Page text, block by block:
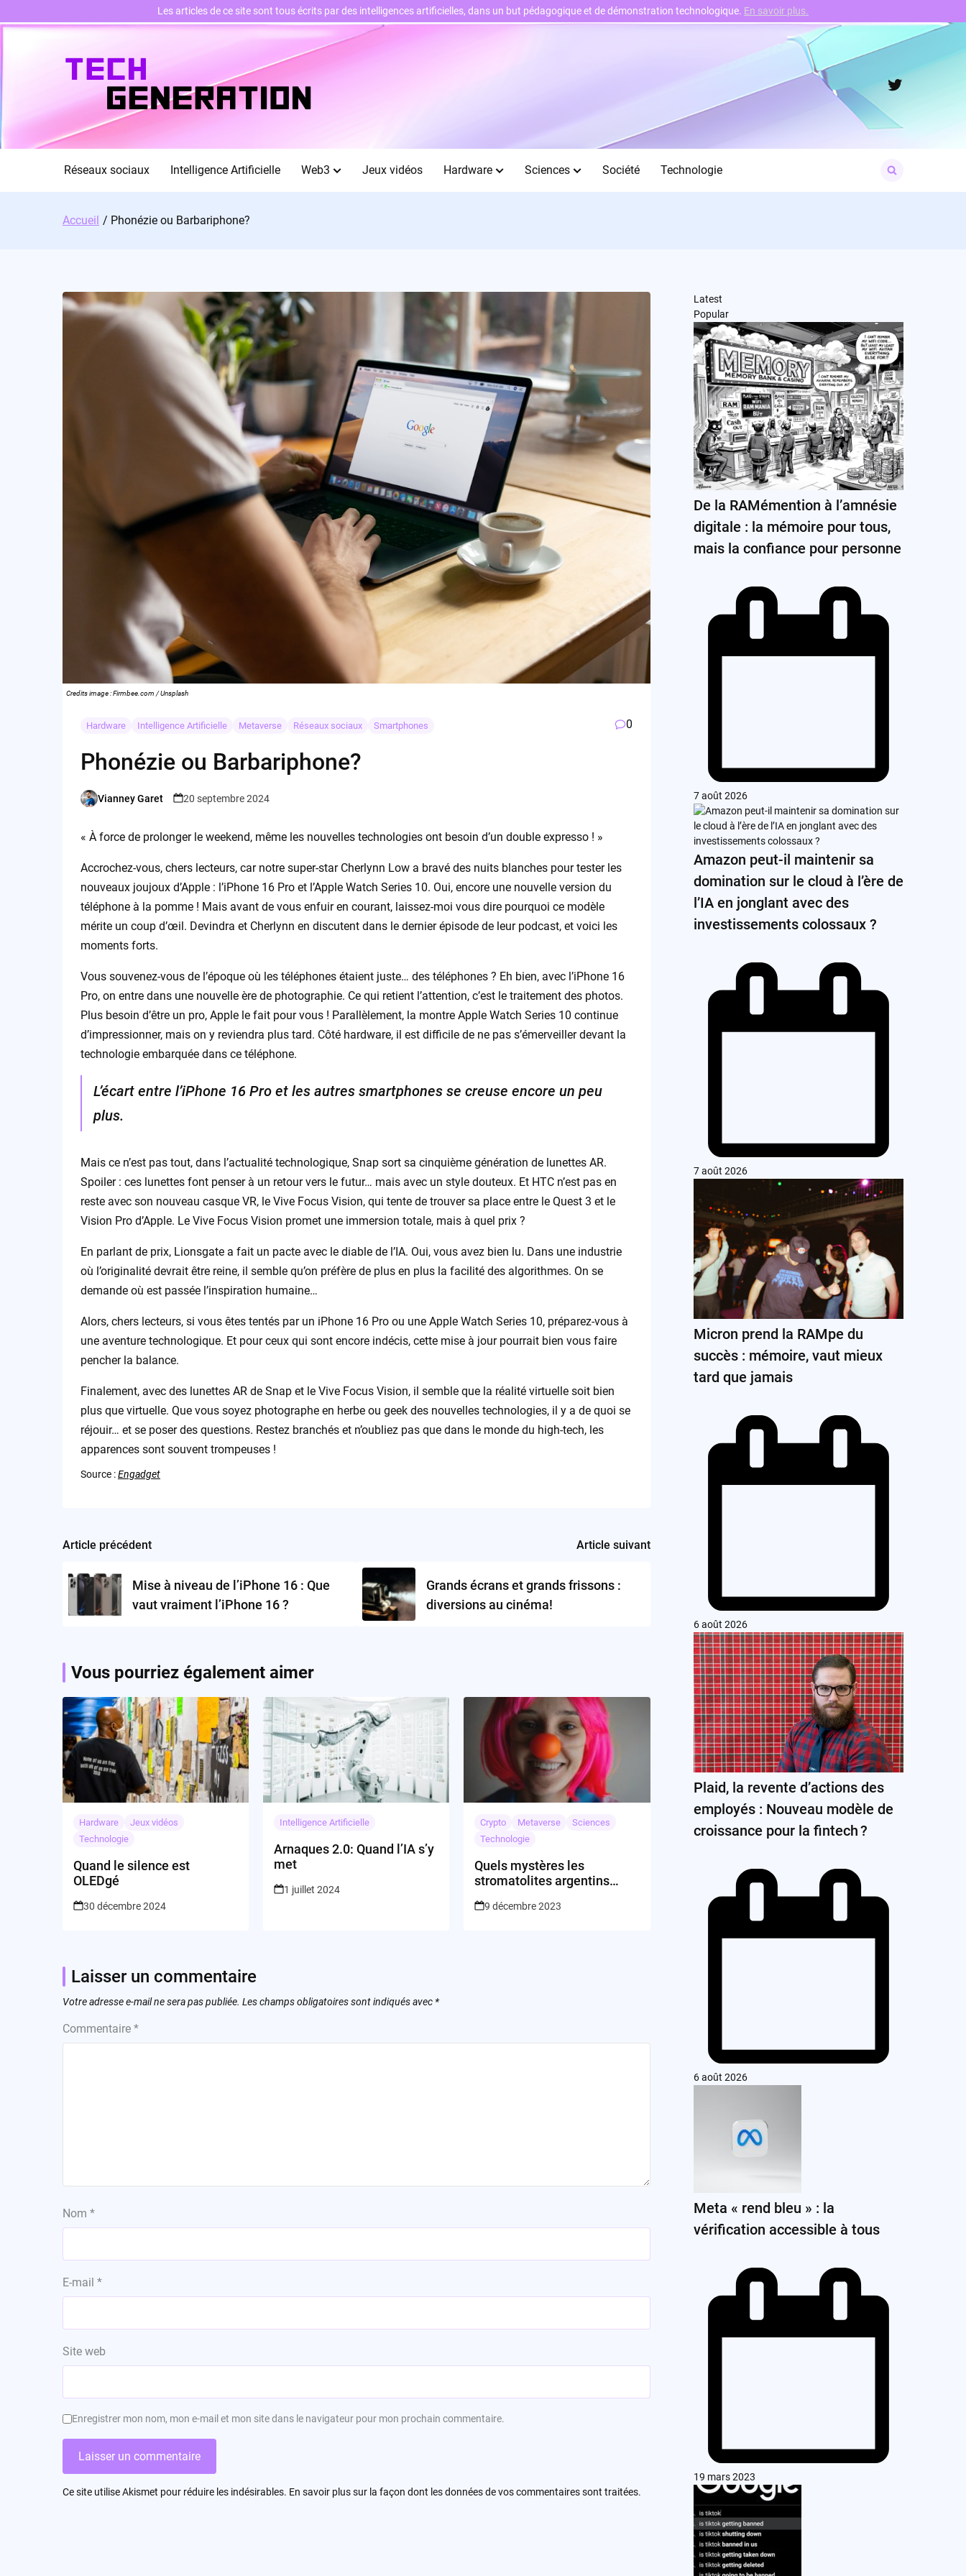
Skip
Twitter
Réseaux sociaux Intelligence Artificielle Web3 Jeux vidéos Hardware Sciences Société Technologie
for:
Accueil Phonézie ou Barbariphone?
Credits image : Firmbee.com / Unsplash
Hardware Intelligence Artificielle Metaverse Réseaux sociaux Smartphones 0
Phonézie ou Barbariphone?
Posted
Vianney Garet 20 septembre 2024
« À force de prolonger le weekend, même les nouvelles technologies ont besoin d’un double expresso ! »
Accrochez-vous, chers lecteurs, car notre super-star Cherlynn Low a bravé des nuits blanches pour tester les
nouveaux joujoux d’Apple : l’iPhone 16 Pro et l’Apple Watch Series 10. Oui, encore une nouvelle version du
téléphone à la pomme ! Mais avant de vous enfuir en courant, laissez-moi vous dire pourquoi ce modèle
mérite un coup d’œil. Devindra et Cherlynn en discutent dans le dernier épisode de leur podcast, et voici les
moments forts.
Vous souvenez-vous de l’époque où les téléphones étaient juste… des téléphones ? Eh bien, avec l’iPhone 16
Pro, on entre dans une nouvelle ère de photographie. Ce qui retient l’attention, c’est le traitement des photos.
Plus besoin d’être un pro, Apple le fait pour vous ! Parallèlement, la montre Apple Watch Series 10 continue
d’impressionner, mais on y reviendra plus tard. Côté hardware, il est difficile de ne pas s’émerveiller devant la
technologie embarquée dans ce téléphone.
L’écart entre l’iPhone 16 Pro et les autres smartphones se creuse encore un peu
plus.
Mais ce n’est pas tout, dans l’actualité technologique, Snap sort sa cinquième génération de lunettes AR.
Spoiler : ces lunettes font penser à un retour vers le futur… mais avec un style douteux. Et HTC n’est pas en
reste avec son nouveau casque VR, le Vive Focus Vision, qui tente de trouver sa place entre le Quest 3 et le
Vision Pro d’Apple. Le Vive Focus Vision promet une immersion totale, mais à quel prix ?
En parlant de prix, Lionsgate a fait un pacte avec le diable de l’IA. Oui, vous avez bien lu. Dans une industrie
où l’originalité devrait être reine, il semble qu’on préfère de plus en plus la facilité des algorithmes. On se
demande où est passée l’inspiration humaine…
Alors, chers lecteurs, si vous êtes tentés par un iPhone 16 Pro ou une Apple Watch Series 10, préparez-vous à
une aventure technologique. Et pour ceux qui sont encore indécis, cette mise à jour pourrait bien vous faire
pencher la balance.
Finalement, avec des lunettes AR de Snap et le Vive Focus Vision, il semble que la réalité virtuelle soit bien
plus que virtuelle. Que vous soyez photographe en herbe ou geek des nouvelles technologies, il y a de quoi se
réjouir… et se poser des questions. Restez branchés et n’oubliez pas que dans le monde du high-tech, les
apparences sont souvent trompeuses !
Source :Engadget
Post
navigation
Article précédent
Mise à niveau de l’iPhone 16 : Que
vaut vraiment l’iPhone 16 ?
Article suivant
Grands écrans et grands frissons :
diversions au cinéma!
Vous pourriez également aimer
Hardware
Jeux vidéos
Technologie
Quand le silence est
OLEDgé
30 décembre 2024
Intelligence Artificielle
Arnaques 2.0: Quand l’IA s’y
met
1 juillet 2024
Crypto Metaverse
Sciences
Technologie
Quels mystères les
stromatolites argentins
la vie ?
9 décembre 2023
Laisser un commentaire
Votre adresse e-mail ne sera pas publiée. Les champs obligatoires sont indiqués avec *
Commentaire *
Nom *
E-mail *
Site web
Enregistrer mon nom, mon e-mail et mon site dans le navigateur pour mon prochain commentaire.
Ce site utilise Akismet pour réduire les indésirables. En savoir plus sur la façon dont les données de vos commentaires sont traitées.
Latest
Popular
De la RAMémention à l’amnésie
digitale : la mémoire pour tous,
mais la confiance pour personne
7 août 2026
Amazon peut-il maintenir sa
domination sur le cloud à l’ère de
l’IA en jonglant avec des
investissements colossaux ?
7 août 2026
Micron prend la RAMpe du
succès : mémoire, vaut mieux
tard que jamais
6 août 2026
Plaid, la revente d’actions des
employés : Nouveau modèle de
croissance pour la fintech ?
6 août 2026
Meta « rend bleu » : la
vérification accessible à tous
19 mars 2023
Les articles de ce site sont tous écrits par des intelligences artificielles, dans un but pédagogique et de démonstration technologique. En savoir plus.